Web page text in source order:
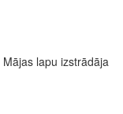
lapu izstrādāja